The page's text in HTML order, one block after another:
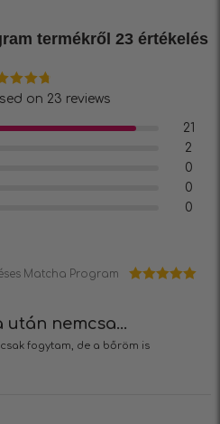
termékről 23 értékelés
on 23 reviews
21
2
0
0
0
Matcha Program
nemcsa...
fogytam, de a bőröm is